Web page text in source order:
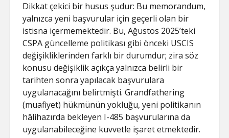
Dikkat çekici bir husus şudur: Bu memorandum,
yalnızca yeni başvurular için geçerli olan bir
istisna içermemektedir. Bu, Ağustos 2025’teki
CSPA güncelleme politikası gibi önceki USCIS
değişikliklerinden farklı bir durumdur; zira söz
konusu değişiklik açıkça yalnızca belirli bir
tarihten sonra yapılacak başvurulara
uygulanacağını belirtmişti. Grandfathering
(muafiyet) hükmünün yokluğu, yeni politikanın
hâlihazırda bekleyen I-485 başvurularına da
uygulanabileceğine kuvvetle işaret etmektedir.